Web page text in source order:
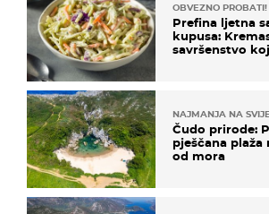
OBVEZNO PROBATI!
Prefina ljetna
kupusa:
savršenstvo
NAJMANJA NA
Čudo prirode:
pješčana plaža
od mora